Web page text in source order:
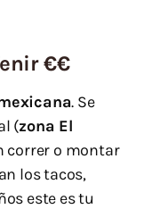
€€
. Se
(zona El
correr o montar
los tacos,
este es tu